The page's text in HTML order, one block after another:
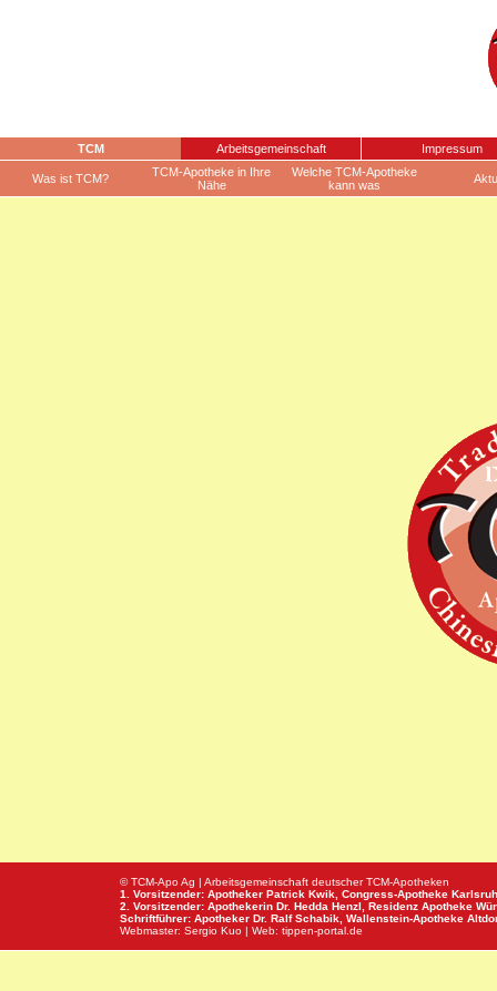
TCM Arbeitsgemeinschaft Impressum
Was ist TCM?
TCM-Apotheke in Ihre
Nähe
Welche TCM-Apotheke
kann was
© TCM-Apo Ag | Arbeitsgemeinschaft deutscher TCM-Apotheken
1. Vorsitzender: Apotheker Patrick Kwik, Congress-Apotheke
2. Vorsitzender: Apothekerin Dr. Hedda Henzl, Residenz Apotheke
Schriftführer: Apotheker Dr. Ralf Schabik, Wallenstein-Apotheke
Webmaster: Sergio Kuo | Web: tippen-portal.de